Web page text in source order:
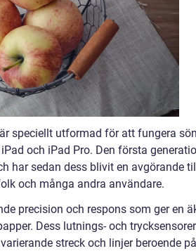
speciellt utformad för att fungera
och iPad Pro. Den första
har sedan dess blivit en avgörande
och många andra användare.
precision och respons som ger en
Dess lutnings- och
streck och linjer beroende på